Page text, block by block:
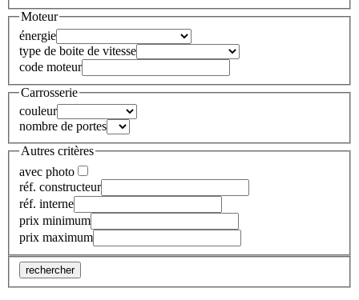
Moteur
énergie
type de boite de vitesse
code moteur
Carrosserie
couleur
nombre de portes
Autres critères
avec photo
réf. constructeur
réf. interne
prix minimum
prix maximum
rechercher